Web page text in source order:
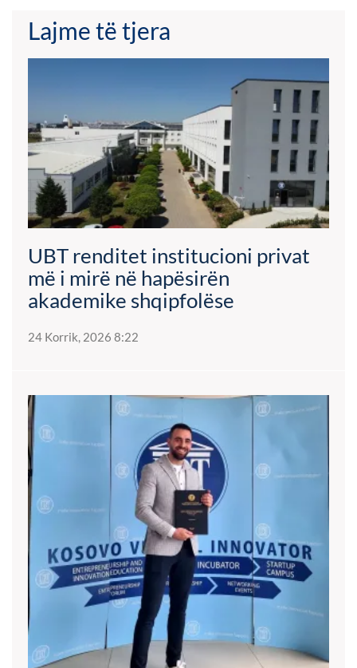
Lajme të tjera
UBT renditet institucioni privat
më i mirë në hapësirën
akademike shqipfolëse
24 Korrik, 2026 8:22